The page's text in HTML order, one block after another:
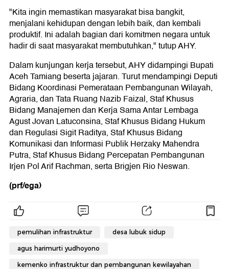
"Kita ingin memastikan masyarakat bisa bangkit,
menjalani kehidupan dengan lebih baik, dan kembali
produktif. Ini adalah bagian dari komitmen negara untuk
hadir di saat masyarakat membutuhkan," tutup AHY.
Dalam kunjungan kerja tersebut, AHY didampingi Bupati
Aceh Tamiang beserta jajaran. Turut mendampingi Deputi
Bidang Koordinasi Pemerataan Pembangunan Wilayah,
Agraria, dan Tata Ruang Nazib Faizal, Staf Khusus
Bidang Manajemen dan Kerja Sama Antar Lembaga
Agust Jovan Latuconsina, Staf Khusus Bidang Hukum
dan Regulasi Sigit Raditya, Staf Khusus Bidang
Komunikasi dan Informasi Publik Herzaky Mahendra
Putra, Staf Khusus Bidang Percepatan Pembangunan
Irjen Pol Arif Rachman, serta Brigjen Rio Neswan.
(prf/ega)
pemulihan infrastruktur desa lubuk sidup
agus harimurti yudhoyono
kemenko infrastruktur dan pembangunan kewilayahan